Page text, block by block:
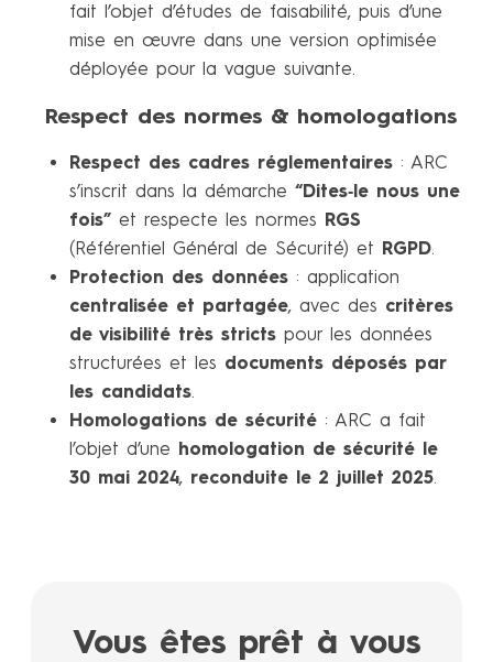
fait l’objet d’études de faisabilité, puis d’une
mise en œuvre dans une version optimisée
déployée pour la vague suivante.
Respect des normes & homologations
Respect des cadres réglementaires: ARC
s’inscrit dans la démarche “Dites‑le nous une
fois”et respecte les normes RGS
(Référentiel Général de Sécurité) et RGPD.
Protection des données: application
centralisée et partagée, avec des critères
de visibilité très strictspour les données
structurées et les documents déposés par
les candidats.
Homologations de sécurité: ARC a fait
l’objet d’une homologation de sécurité le
30 mai 2024, reconduite le 2 juillet 2025.
Vous êtes prêt à vous